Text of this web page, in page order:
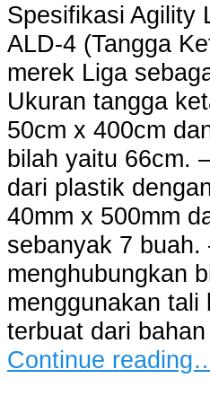
Spesifikasi Agility
ALD-4 (Tangga
merek Liga
Ukuran tangga
50cm x 400cm
bilah yaitu 66cm.
dari plastik
40mm x 500mm
sebanyak 7 buah.
menghubungkan
menggunakan tali
terbuat dari
Continue